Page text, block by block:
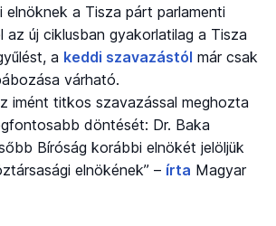
elnöknek a Tisza párt parlamenti
az új ciklusban gyakorlatilag a Tisza
a keddi szavazástól már csak
várható.
imént titkos szavazással meghozta
döntését: Dr. Baka
Bíróság korábbi elnökét jelöljük
elnökének” – írta Magyar